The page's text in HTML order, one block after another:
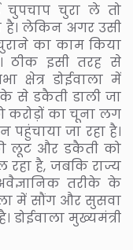
चुरा ले तो
है। लेकिन अगर उसी
का काम किया
ठीक इसी तरह से
क्षेत्र डोईवाला में
से डकैती डाली जा
करोड़ों का चूना लग
पहुंचाया जा रहा है।
लूट और डकैती को
रहा है, जबकि राज्य
तरीके के
में सौंग और सुसवा
मुख्यमंत्री